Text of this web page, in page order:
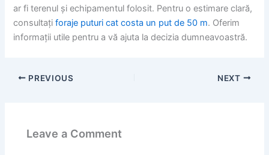
ar fi terenul și echipamentul folosit. Pentru o estimare clară,
consultațiforaje puturi cat costa un put de 50 m. Oferim
informații utile pentru a vă ajuta la decizia dumneavoastră.
PREVIOUS NEXT
Leave a Comment